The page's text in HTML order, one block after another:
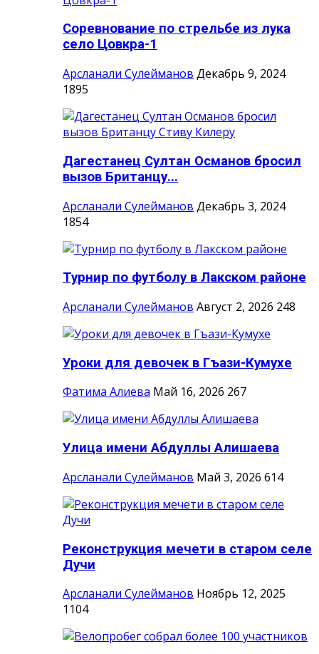
Соревнование по стрельбе из лука
село Цовкра-1
Арсланали Сулейманов Декабрь 9, 2024
1895
Дагестанец Султан Османов бросил
вызов Британцу...
Арсланали Сулейманов Декабрь 3, 2024
1854
Турнир по футболу в Лакском районе
Арсланали Сулейманов Август 2, 2026 248
Уроки для девочек в Гъази-Кумухе
Фатима Алиева Май 16, 2026 267
Улица имени Абдуллы Алишаева
Арсланали Сулейманов Май 3, 2026 614
Реконструкция мечети в старом селе
Дучи
Арсланали Сулейманов Ноябрь 12, 2025
1104